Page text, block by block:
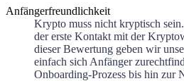
Anfängerfreundlichkeit
Krypto muss nicht kryptisch
der erste Kontakt mit der
dieser Bewertung geben wir
einfach sich Anfänger
Onboarding-Prozess bis hin zur